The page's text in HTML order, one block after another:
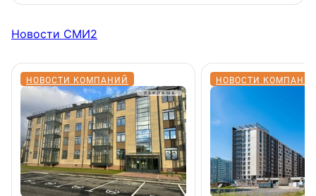
Новости СМИ2
НОВОСТИ КОМПАНИЙ НОВОСТИ